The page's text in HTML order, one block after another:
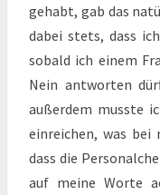
gehabt, gab das
dabei stets, dass
sobald ich einem
Nein antworten
außerdem musste
einreichen, was
dass die
auf meine Worte